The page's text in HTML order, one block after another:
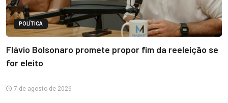
POLÍTICA
Flávio Bolsonaro promete propor fim da reeleição se
for eleito
7 de agosto de 2026